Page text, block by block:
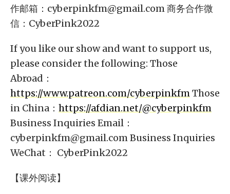
作邮箱： cyberpinkfm@gmail.com 商务合作微
信：CyberPink2022
If you like our show and want to support us,
please consider the following: Those
Abroad：
https://www.patreon.com/cyberpinkfmThose
in China： https://afdian.net/@cyberpinkfm
Business Inquiries Email：
cyberpinkfm@gmail.comBusiness Inquiries
WeChat： CyberPink2022
【课外阅读】